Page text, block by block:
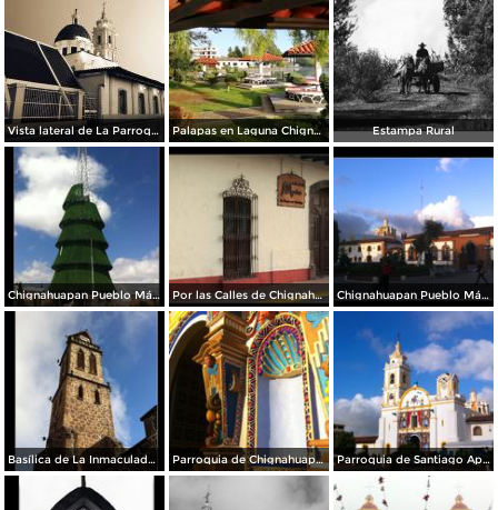
Vista lateral de La Parroquia Palapas en Laguna Chignahuapan Estampa Rural
Chignahuapan Pueblo Mágico Por las Calles de Chignahuapan Chignahuapan Pueblo Mágico
Basílica de La Inmaculada Concepción. Parroquia de Chignahuapan. Parroquia de Santiago Apóstol